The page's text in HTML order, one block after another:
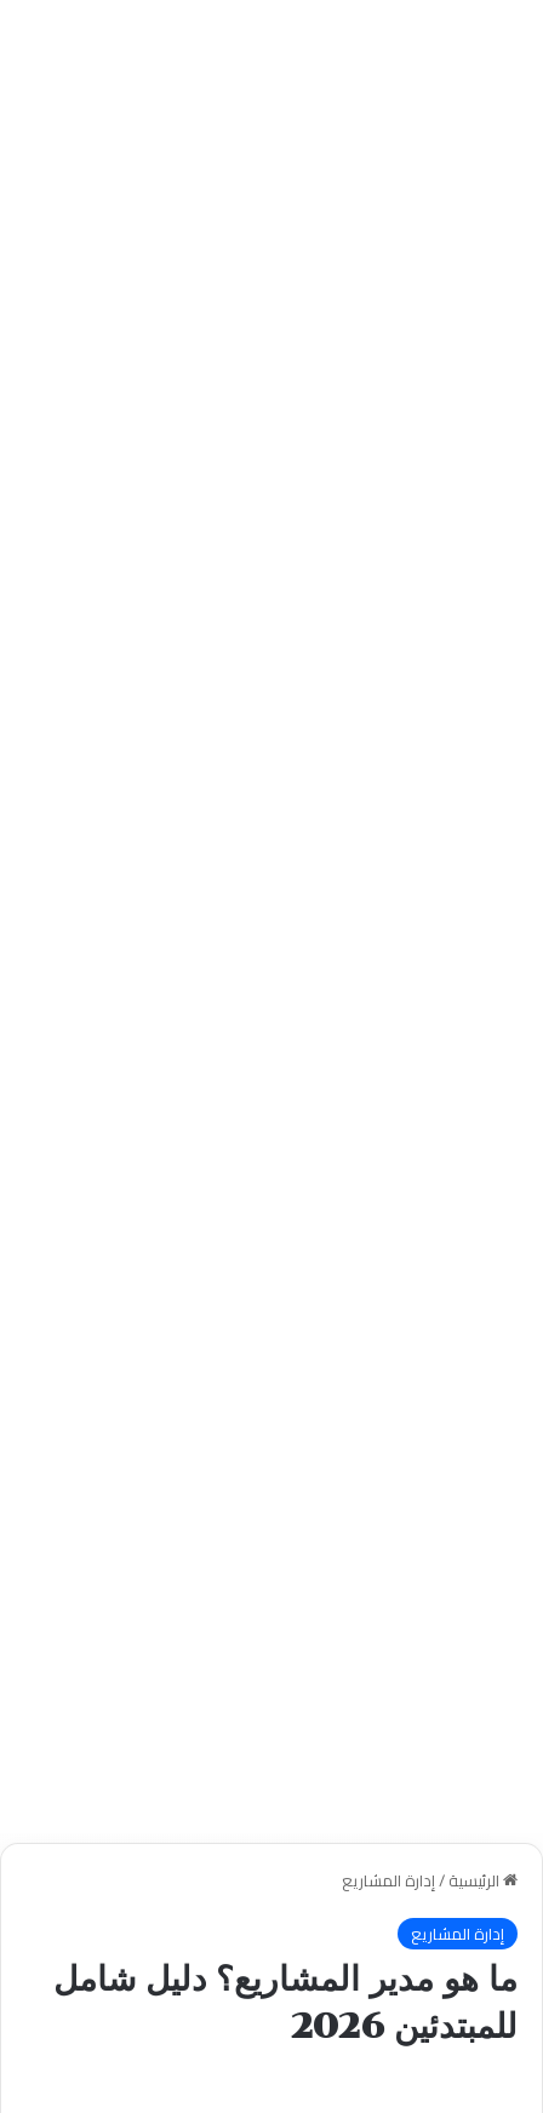
الرئيسية/إدارة المشاريع
إدارة المشاريع
ما هو مدير المشاريع؟ دليل شامل
للمبتدئين 2026